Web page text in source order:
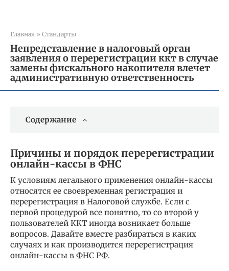
Главная » Стандарты
Непредставление в налоговый орган
заявления о перерегистрации ккт в случае
замены фискального накопителя влечет
административную ответственность
Содержание
Причины и порядок перерегистрации
онлайн-кассы в ФНС
К условиям легального применения онлайн-кассы
относятся ее своевременная регистрация и
перерегистрация в Налоговой службе. Если с
первой процедурой все понятно, то со второй у
пользователей ККТ иногда возникает больше
вопросов. Давайте вместе разбираться в каких
случаях и как производится перерегистрация
онлайн-кассы в ФНС РФ.